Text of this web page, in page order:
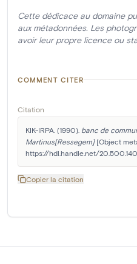
Cette dédicace au domaine
aux métadonnées. Les
avoir leur propre licence ou
COMMENT CITER
Citation
KIK-IRPA. (1990). banc de
Martinus[Ressegem] [Object
https://hdl.handle.net/
Copier la citation